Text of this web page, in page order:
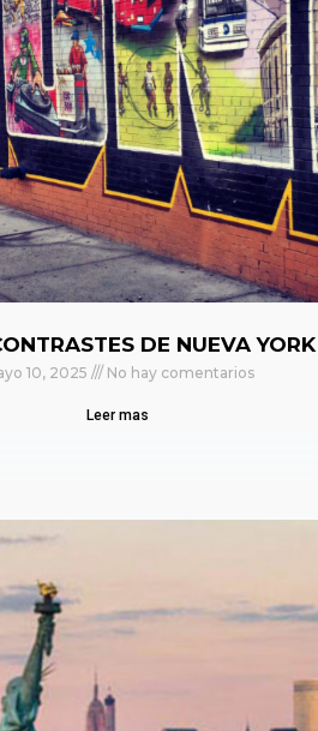
DE NUEVA YORK
10, 2025 No hay comentarios
Leer mas